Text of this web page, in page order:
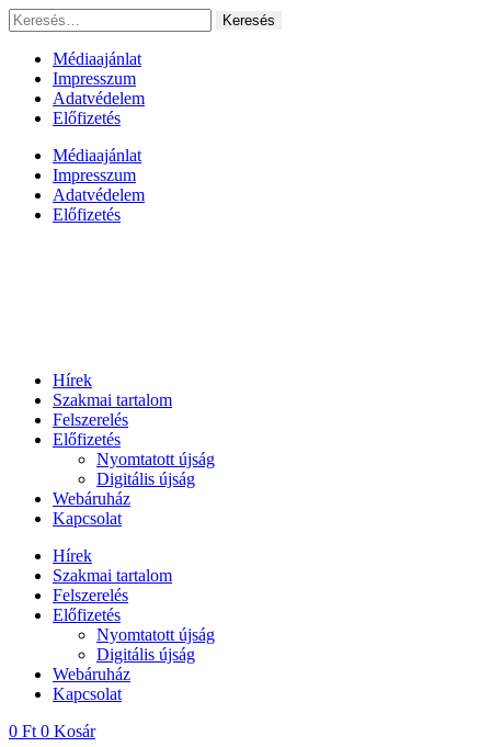
Ugrás
a
tartalomhoz
Keresés:
Médiaajánlat
Impresszum
Adatvédelem
Előfizetés
Médiaajánlat
Impresszum
Adatvédelem
Előfizetés
Hírek
Szakmai tartalom
Felszerelés
Előfizetés
Nyomtatott újság
Digitális újság
Webáruház
Kapcsolat
Hírek
Szakmai tartalom
Felszerelés
Előfizetés
Nyomtatott újság
Digitális újság
Webáruház
Kapcsolat
0 Ft 0 Kosár